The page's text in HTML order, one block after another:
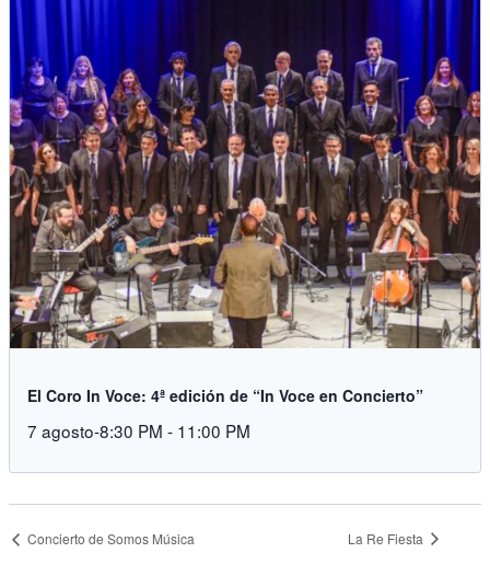
El Coro In Voce: 4ª edición de “In Voce en Concierto”
7 agosto-8:30 PM - 11:00 PM
Concierto de Somos Música La Re Fiesta